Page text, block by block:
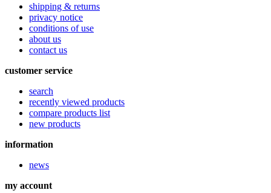
shipping & returns
privacy notice
conditions of use
about us
contact us
customer service
search
recently viewed products
compare products list
new products
information
news
my account